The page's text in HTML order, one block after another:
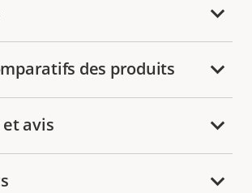
des produits
avis